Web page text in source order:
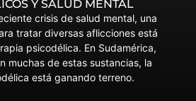
Y SALUD MENTAL
crisis de salud mental, una
tratar diversas aflicciones está
psicodélica. En Sudamérica,
muchas de estas sustancias, la
está ganando terreno.